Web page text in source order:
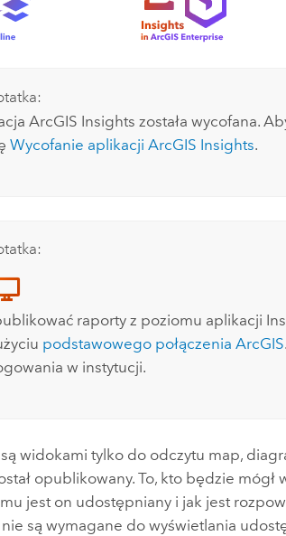
ArcGIS Insights została wycofana.
Wycofanie aplikacji ArcGIS Insights.
raporty z poziomu aplikacji
podstawowego połączenia ArcGIS
w instytucji.
widokami tylko do odczytu map,
opublikowany. To, kto będzie
jest on udostępniany i jak jest
nie są wymagane do wyświetlania